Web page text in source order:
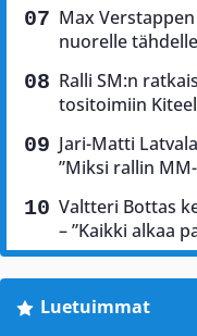
Max
nuorelle tähdelle
Ralli SM:n
tositoimiin
Jari-Matti
”Miksi rallin
Valtteri Bottas
– ”Kaikki alkaa
Luetuimmat